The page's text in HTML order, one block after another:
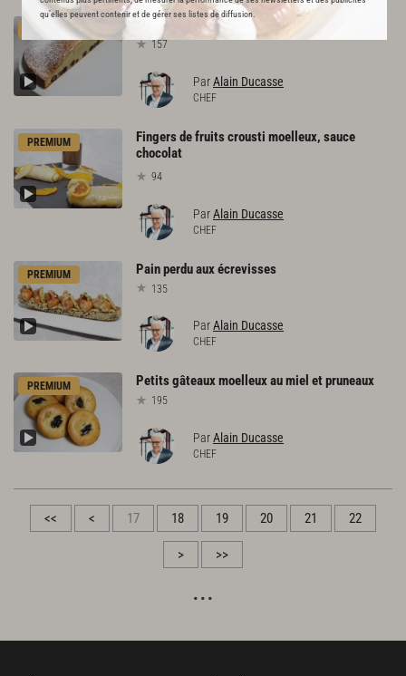
qu’elles peuvent contenir et de gérer ses listes de diffusion.
PREMIUM Gâteau cerises
157
ParAlain Ducasse
CHEF
PREMIUM
Fingers de fruits crousti moelleux, sauce
chocolat
94
ParAlain Ducasse
CHEF
PREMIUM Painperduauxécrevisses
135
ParAlain Ducasse
CHEF
PREMIUM Petitsgâteauxmoelleuxaumiel etpruneaux
195
ParAlain Ducasse
CHEF
<< < 17 18 19 20 21 22
> >>